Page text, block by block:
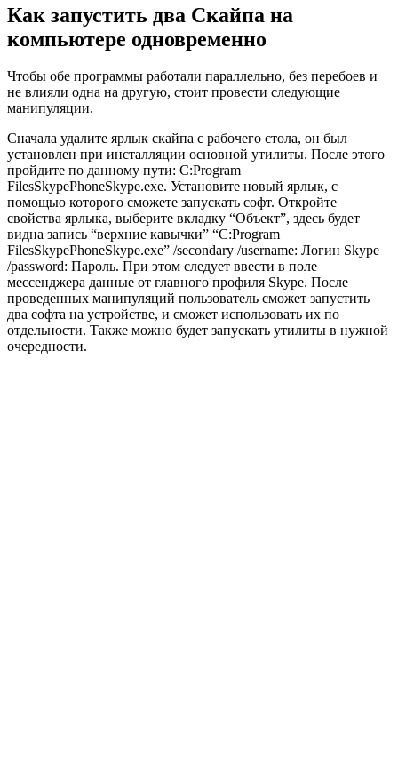
Как запустить два Скайпа на
компьютере одновременно
Чтобы обе программы работали параллельно, без перебоев и
не влияли одна на другую, стоит провести следующие
манипуляции.
Сначала удалите ярлык скайпа с рабочего стола, он был
установлен при инсталляции основной утилиты. После этого
пройдите по данному пути: C:Program
FilesSkypePhoneSkype.exe. Установите новый ярлык, с
помощью которого сможете запускать софт. Откройте
свойства ярлыка, выберите вкладку “Объект”, здесь будет
видна запись “верхние кавычки” “C:Program
FilesSkypePhoneSkype.exe” /secondary /username: Логин Skype
/password: Пароль. При этом следует ввести в поле
мессенджера данные от главного профиля Skype. После
проведенных манипуляций пользователь сможет запустить
два софта на устройстве, и сможет использовать их по
отдельности. Также можно будет запускать утилиты в нужной
очередности.